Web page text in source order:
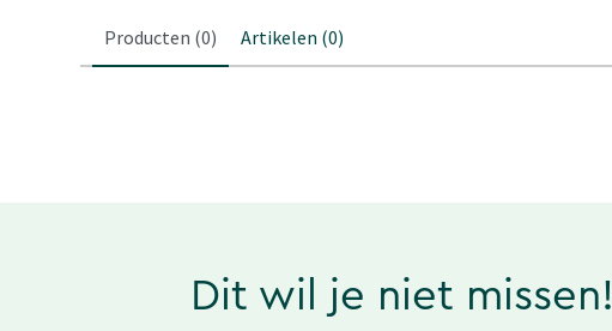
Producten (0) Artikelen (0)
Dit wil je niet missen!